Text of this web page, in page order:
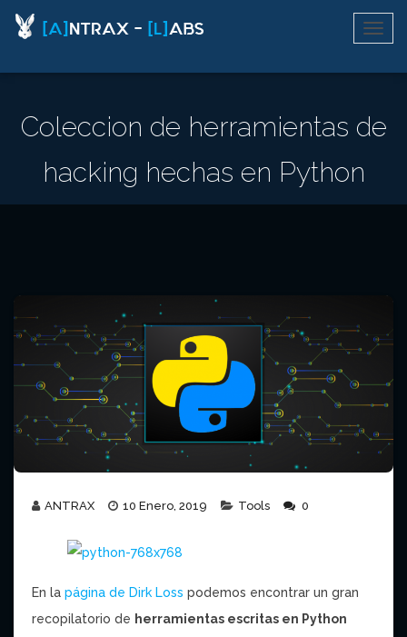
Coleccion de herramientas de
hacking hechas en Python
ANTRAX 10 Enero, 2019 Tools 0
En la página de Dirk Loss podemos encontrar un gran
recopilatorio de herramientas escritas en Python